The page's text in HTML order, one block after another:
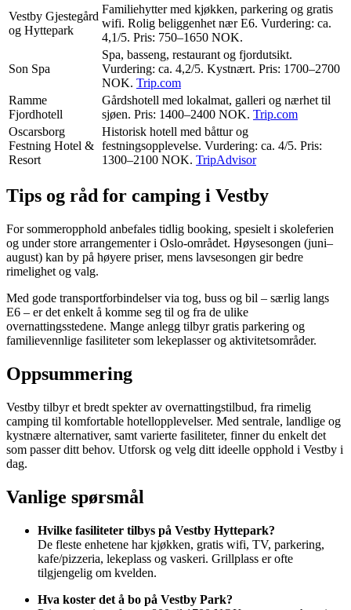
Vestby Gjestegård
og Hyttepark
Familiehytter med kjøkken, parkering og gratis
wifi. Rolig beliggenhet nær E6. Vurdering: ca.
4,1/5. Pris: 750–1650 NOK.
Son Spa
Spa, basseng, restaurant og fjordutsikt.
Vurdering: ca. 4,2/5. Kystnært. Pris: 1700–2700
NOK. Trip.com
Ramme
Fjordhotell
Gårdshotell med lokalmat, galleri og nærhet til
sjøen. Pris: 1400–2400 NOK. Trip.com
Oscarsborg
Festning Hotel &
Resort
Historisk hotell med båttur og
festningsopplevelse. Vurdering: ca. 4/5. Pris:
1300–2100 NOK. TripAdvisor
Tips og råd for camping i Vestby
For sommeropphold anbefales tidlig booking, spesielt i skoleferien
og under store arrangementer i Oslo-området. Høysesongen (juni–
august) kan by på høyere priser, mens lavsesongen gir bedre
rimelighet og valg.
Med gode transportforbindelser via tog, buss og bil – særlig langs
E6 – er det enkelt å komme seg til og fra de ulike
overnattingsstedene. Mange anlegg tilbyr gratis parkering og
familievennlige fasiliteter som lekeplasser og aktivitetsområder.
Oppsummering
Vestby tilbyr et bredt spekter av overnattingstilbud, fra rimelig
camping til komfortable hotellopplevelser. Med sentrale, landlige og
kystnære alternativer, samt varierte fasiliteter, finner du enkelt det
som passer ditt behov. Utforsk og velg ditt ideelle opphold i Vestby i
dag.
Vanlige spørsmål
Hvilke fasiliteter tilbys på Vestby Hyttepark?
De fleste enhetene har kjøkken, gratis wifi, TV, parkering,
kafe/pizzeria, lekeplass og vaskeri. Grillplass er ofte
tilgjengelig om kvelden.
Hva koster det å bo på Vestby Park?